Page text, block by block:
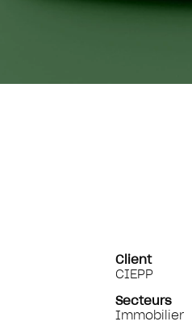
Client
CIEPP
Secteurs
Immobilier